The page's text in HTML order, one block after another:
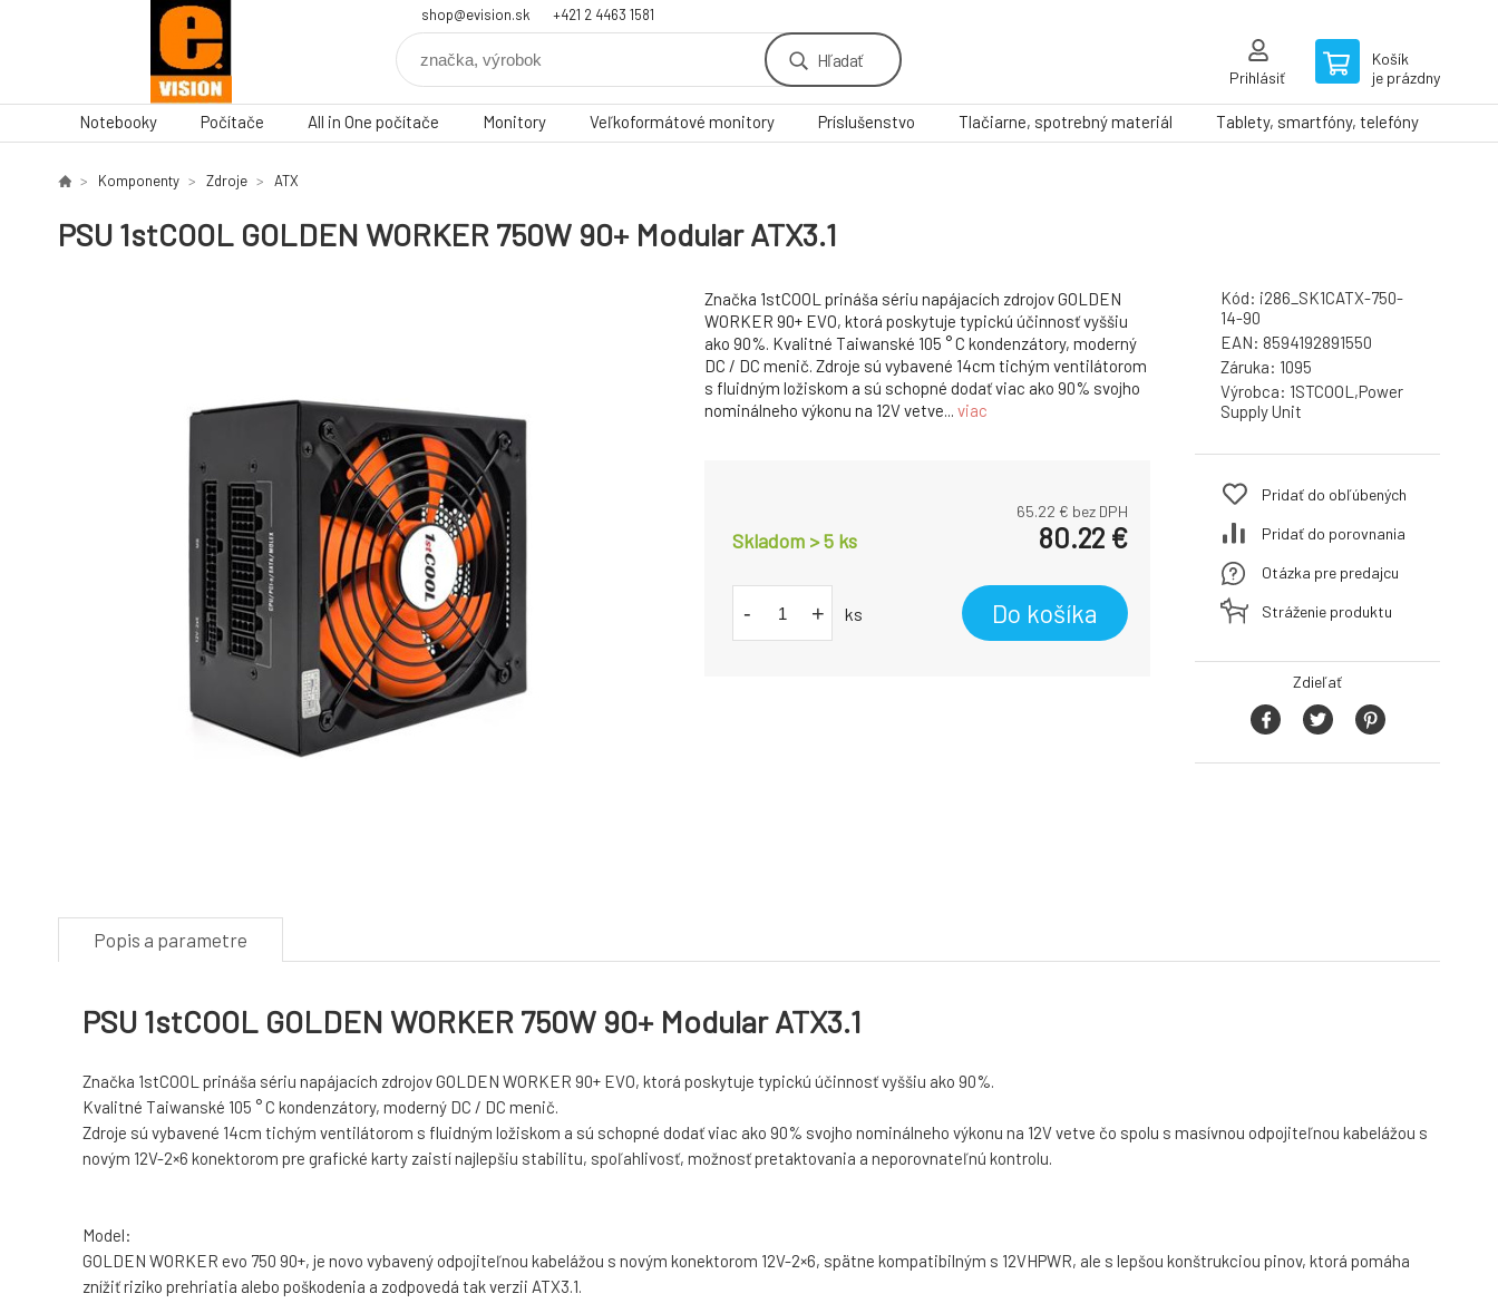
shop@evision.sk +421 2 4463 1581
Hľadať
Prihlásiť
Košík
je prázdny
Notebooky Počítače All in One počítače Monitory Veľkoformátové monitory Príslušenstvo Tlačiarne, spotrebný materiál Tablety, smartfóny, telefóny
Komponenty Zdroje ATX
PSU 1stCOOL GOLDEN WORKER 750W 90+ Modular ATX3.1
Značka 1stCOOL prináša sériu napájacích zdrojov GOLDEN
WORKER 90+ EVO, ktorá poskytuje typickú účinnosť vyššiu
ako 90%. Kvalitné Taiwanské 105 ° C kondenzátory, moderný
DC / DC menič. Zdroje sú vybavené 14cm tichým ventilátorom
s fluidným ložiskom a sú schopné dodať viac ako 90% svojho
nominálneho výkonu na 12V vetve... viac
65.22 € bez DPH
Skladom > 5 ks 80.22 €
- + ks Do košíka
Kód: i286_SK1CATX-750-
14-90
EAN: 8594192891550
Záruka: 1095
Výrobca: 1STCOOL,Power
Supply Unit
Pridať do obľúbených
Pridať do porovnania
Otázka pre predajcu
Stráženie produktu
Zdieľať
Popis a parametre
PSU 1stCOOL GOLDEN WORKER 750W 90+ Modular ATX3.1
Značka 1stCOOL prináša sériu napájacích zdrojov GOLDEN WORKER 90+ EVO, ktorá poskytuje typickú účinnosť vyššiu ako 90%.
Kvalitné Taiwanské 105 ° C kondenzátory, moderný DC / DC menič.
Zdroje sú vybavené 14cm tichým ventilátorom s fluidným ložiskom a sú schopné dodať viac ako 90% svojho nominálneho výkonu na 12V vetve čo spolu s masívnou odpojiteľnou kabelážou s
novým 12V-2×6 konektorom pre grafické karty zaistí najlepšiu stabilitu, spoľahlivosť, možnosť pretaktovania a neporovnateľnú kontrolu.
Model:
GOLDEN WORKER evo 750 90+, je novo vybavený odpojiteľnou kabelážou s novým konektorom 12V-2×6, spätne kompatibilným s 12VHPWR, ale s lepšou konštrukciou pinov, ktorá pomáha
znížiť riziko prehriatia alebo poškodenia a zodpovedá tak verzii ATX3.1.